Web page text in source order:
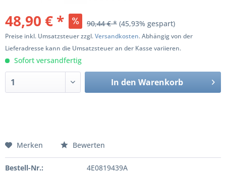
48,90 € * 90,44 € * (45,93% gespart)
Preise inkl. Umsatzsteuer zzgl.Versandkosten. Abhängig von der
Lieferadresse kann die Umsatzsteuer an der Kasse variieren.
Sofort versandfertig
In den Warenkorb
Merken Bewerten
Bestell-Nr.: 4E0819439A